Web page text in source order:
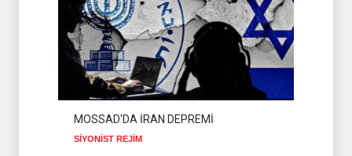
MOSSAD'DA İRAN DEPREMİ
SİYONİST REJİM